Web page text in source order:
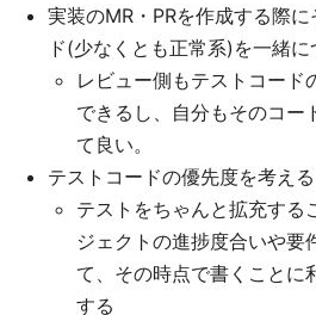
実装のMR・PRを作成する際
ド(少なくとも正常系)を一緒に
レビュー側もテストコード
できるし、自分もそのコー
て良い。
テストコードの優先度を考える
テストをちゃんと拡充する
ジェクトの進捗度合いや要
て、その時点で書くことに
する